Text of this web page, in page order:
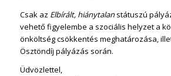
Csak az Elbírált, hiánytalanstátuszú
vehető figyelembe a szociális helyzet a
önköltség csökkentés meghatározása,
Ösztöndíj pályázás során.
Üdvözlettel,